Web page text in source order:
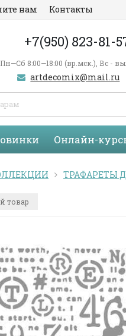
нам Контакты
+7(950) 823-81-
Пн—Сб 8:00—18:00 (вр.мск.), Вс -
artdecomix@mail.ru
Онлайн-
ТРАФАРЕТЫ
товар